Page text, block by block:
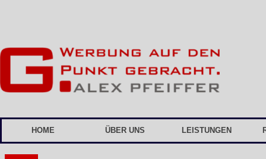
HOME ÜBER UNS LEISTUNGEN